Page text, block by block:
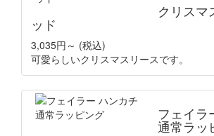
クリスマ
ッド
3,035円～ (税込)
可愛らしいクリスマスリースです。
フェイラ
通常ラッ